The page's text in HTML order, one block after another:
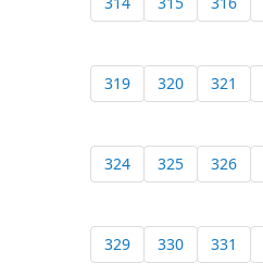
319 320 321
324 325 326
329 330 331